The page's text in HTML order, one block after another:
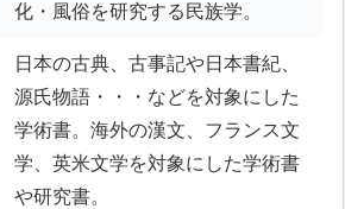
化・風俗を研究する民族学。
日本の古典、古事記や日本書紀、
源氏物語・・・などを対象にした
学術書。海外の漢文、フランス文
学、英米文学を対象にした学術書
や研究書。